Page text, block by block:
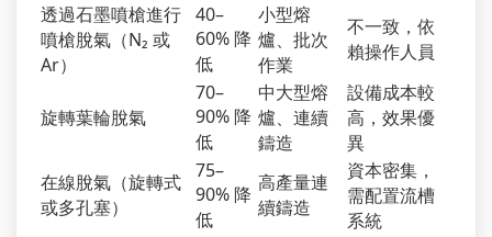
透過石墨噴槍進行
噴槍脫氣（N₂ 或
Ar）
40–
60% 降
低
小型熔
爐、批次
作業
不一致，依
賴操作人員
旋轉葉輪脫氣
70–
90% 降
低
中大型熔
爐、連續
鑄造
設備成本較
高，效果優
異
在線脫氣（旋轉式
或多孔塞）
75–
90% 降
低
高產量連
續鑄造
資本密集，
需配置流槽
系統